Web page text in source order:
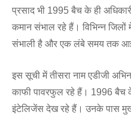
प्रसाद भी 1995 बैच के ही
कमान संभाल रहे हैं। विभिन्न जिलों
संभाली है और एक लंबे समय तक
इस सूची में तीसरा नाम एडीजी
काफी पावरफुल रहे हैं। 1996 बैच
इंटेलिजेंस देख रहे हैं। उनके पास